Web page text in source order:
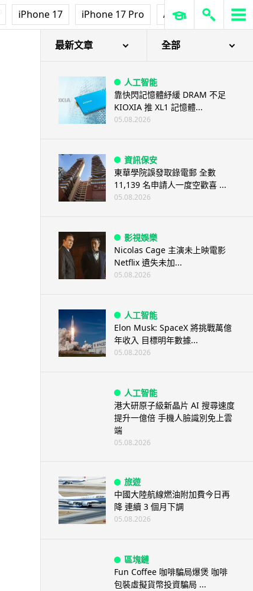
iPhone 17 iPhone 17 Pro AirPods Pro 3
最新文章 全部
人工智能
靠快閃記憶體紓緩 DRAM 不足
KIOXIA 推 XL1 記憶體...
05.08.2026
資訊保安
東華學院誤發取錄電郵 全數
11,139 名申請人一度空歡喜 ...
05.08.2026
影視娛樂
Nicolas Cage 主演未上映電影
Netflix 遺失未加...
05.08.2026
人工智能
Elon Musk: SpaceX 將挑戰萬億
年收入 目標明年數據...
05.08.2026
人工智能
港大研原子級新晶片 AI 搜尋速度
提升一億倍 手機人臉識別免上雲
端
05.08.2026
旅遊
中國大陸航線燃油附加費今日再
降 連續 3 個月下調
05.08.2026
區塊鏈
Fun Coffee 咖啡騙局爆煲 咖啡
包裝虛擬貨幣投資騙局 ...